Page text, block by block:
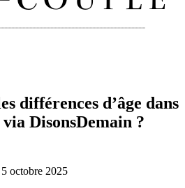
différences d’âge dans
DisonsDemain ?
5 octobre 2025